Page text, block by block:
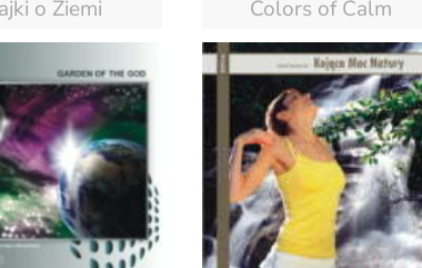
o Ziemi Colors of Calm